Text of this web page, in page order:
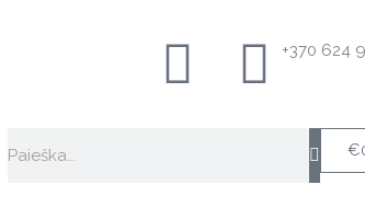
+370 624
€